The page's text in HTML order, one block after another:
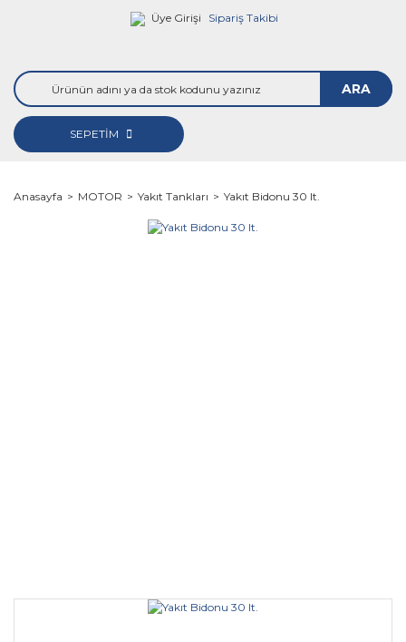
Üye Girişi Sipariş Takibi
ARA
SEPETİM
Anasayfa MOTOR Yakıt Tankları Yakıt Bidonu 30 lt.